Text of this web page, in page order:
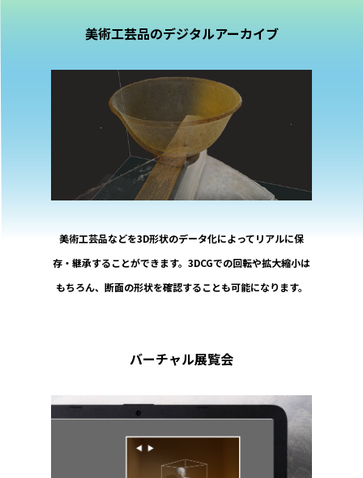
美術工芸品のデジタルアーカイブ
美術工芸品などを3D形状のデータ化によってリアルに保
存・継承することができます。3DCGでの回転や拡大縮小は
もちろん、断面の形状を確認することも可能になります。
バーチャル展覧会